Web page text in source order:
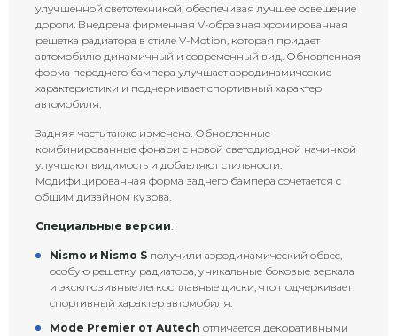
улучшенной светотехникой, обеспечивая лучшее освещение
дороги. Внедрена фирменная V-образная хромированная
решетка радиатора в стиле V-Motion, которая придает
автомобилю динамичный и современный вид. Обновленная
форма переднего бампера улучшает аэродинамические
характеристики и подчеркивает спортивный характер
автомобиля.
Задняя часть также изменена. Обновленные
комбинированные фонари с новой светодиодной начинкой
улучшают видимость и добавляют стильности.
Модифицированная форма заднего бампера сочетается с
общим дизайном кузова.
Специальные версии:
Nismo и Nismo S получили аэродинамический обвес,
особую решетку радиатора, уникальные боковые зеркала
и эксклюзивные легкосплавные диски, что подчеркивает
спортивный характер автомобиля.
Mode Premier от Autech отличается декоративными